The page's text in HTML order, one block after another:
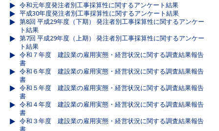
令和元年度発注者別工事採算性に関するアンケート結果
平成30年度発注者別工事採算性に関するアンケート結果
第8回 平成29年度（下期） 発注者別工事採算性に関するアンケー
ト結果
第7回 平成29年度（上期） 発注者別工事採算性に関するアンケー
ト結果
令和７年度 建設業の雇用実態・経営状況に関する調査結果報告
書
令和６年度 建設業の雇用実態・経営状況に関する調査結果報告
書
令和５年度 建設業の雇用実態・経営状況に関する調査結果報告
書
令和４年度 建設業の雇用実態・経営状況に関する調査結果報告
書
令和３年度 建設業の雇用実態・経営状況に関する調査結果報告
書